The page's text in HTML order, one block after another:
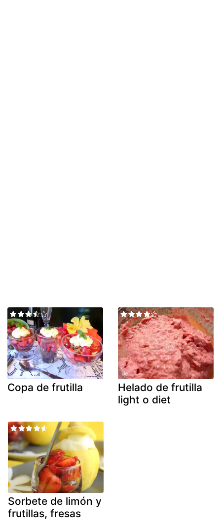
Copa de frutilla
Helado de frutilla
light o diet
Sorbete de limón y
frutillas, fresas